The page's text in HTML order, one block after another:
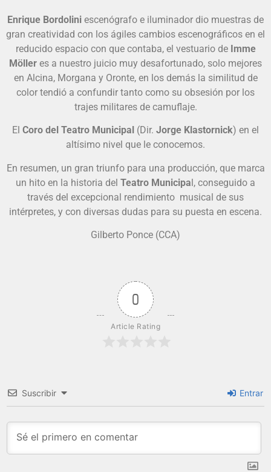
Enrique Bordolini escenógrafo e iluminador dio muestras de
gran creatividad con los ágiles cambios escenográficos en el
reducido espacio con que contaba, el vestuario de Imme
Möller es a nuestro juicio muy desafortunado, solo mejores
en Alcina, Morgana y Oronte, en los demás la similitud de
color tendió a confundir tanto como su obsesión por los
trajes militares de camuflaje.
El Coro del Teatro Municipal (Dir. Jorge Klastornick) en el
altísimo nivel que le conocemos.
En resumen, un gran triunfo para una producción, que marca
un hito en la historia del Teatro Municipal, conseguido a
través del excepcional rendimiento musical de sus
intérpretes, y con diversas dudas para su puesta en escena.
Gilberto Ponce (CCA)
0
Article Rating
Suscribir Entrar